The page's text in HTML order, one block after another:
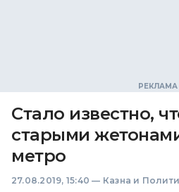
Стало известно,
старыми
метро
27.08.2019, 15:40 — Казна и